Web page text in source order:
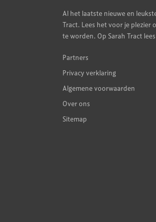
Al het laatste nieuwe en
Tract. Lees het voor je plezier
te worden. Op Sarah Tract
Partners
Privacy verklaring
Algemene voorwaarden
Over ons
Sitemap